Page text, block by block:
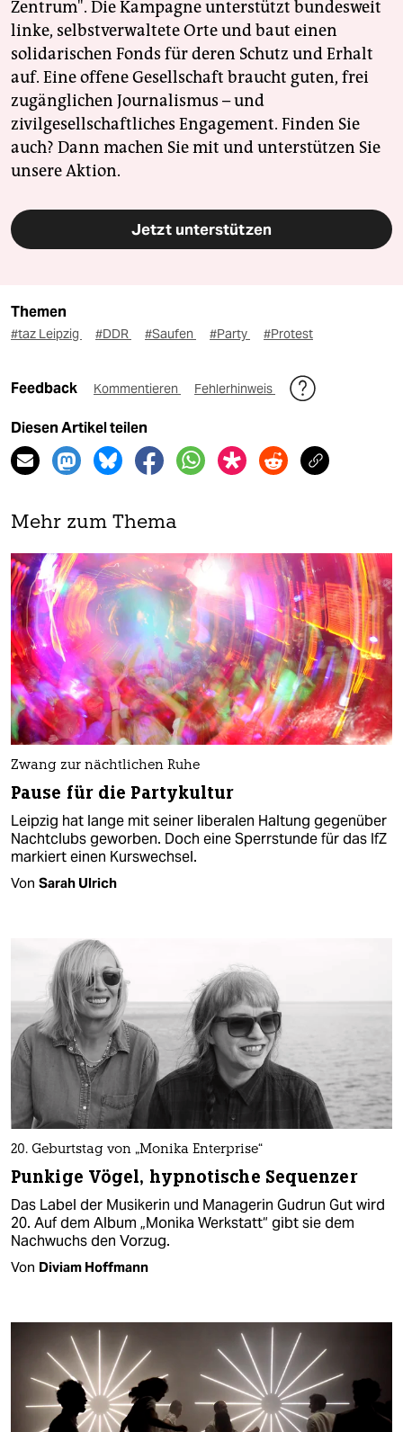
Zentrum". Die Kampagne unterstützt bundesweit
linke, selbstverwaltete Orte und baut einen
solidarischen Fonds für deren Schutz und Erhalt
auf. Eine offene Gesellschaft braucht guten, frei
zugänglichen Journalismus – und
zivilgesellschaftliches Engagement. Finden Sie
auch? Dann machen Sie mit und unterstützen Sie
unsere Aktion.
Jetzt unterstützen
Themen
#taz Leipzig #DDR #Saufen #Party #Protest
Feedback Kommentieren Fehlerhinweis
Diesen Artikel teilen
Mehr zum Thema
Zwang zur nächtlichen Ruhe
Pause für die Partykultur
Leipzig hat lange mit seiner liberalen Haltung gegenüber
Nachtclubs geworben. Doch eine Sperrstunde für das IfZ
markiert einen Kurswechsel.
Von Sarah Ulrich
20. Geburtstag von „Monika Enterprise“
Punkige Vögel, hypnotische Sequenzer
Das Label der Musikerin und Managerin Gudrun Gut wird
20. Auf dem Album „Monika Werkstatt“ gibt sie dem
Nachwuchs den Vorzug.
Von Diviam Hoffmann